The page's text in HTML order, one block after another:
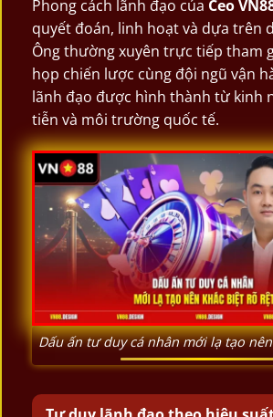
Phong cách lãnh đạo của Ceo
quyết đoán, linh hoạt và dựa trên
Ông thường xuyên trực tiếp tham
họp chiến lược cùng đội ngũ vận
lãnh đạo được hình thành từ kinh
tiễn và môi trường quốc tế.
Dấu ấn tư duy cá nhân mới lạ tạo